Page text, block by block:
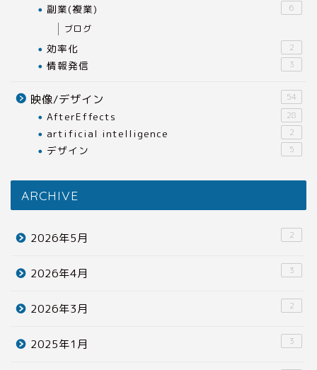
副業(複業) 6
ブログ
効率化 2
情報発信 3
映像/デザイン 54
AfterEffects 28
artificial intelligence 2
デザイン 5
ARCHIVE
2026年5月 2
2026年4月 3
2026年3月 2
2025年1月 3